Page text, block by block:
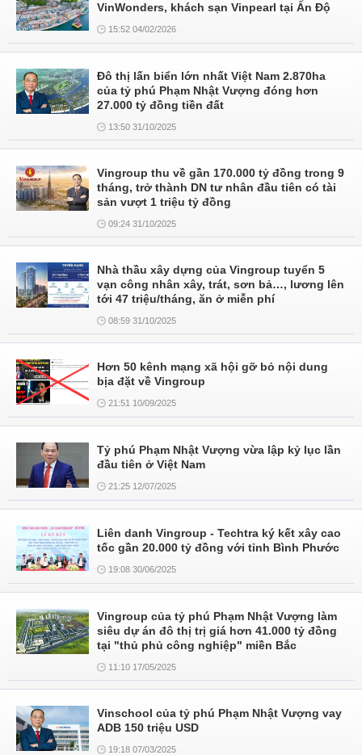
VinWonders, khách sạn Vinpearl tại Ấn Độ
15:52 04/02/2026
Đô thị lấn biển lớn nhất Việt Nam 2.870ha
của tỷ phú Phạm Nhật Vượng đóng hơn
27.000 tỷ đồng tiền đất
13:50 31/10/2025
Vingroup thu về gần 170.000 tỷ đồng trong 9
tháng, trở thành DN tư nhân đầu tiên có tài
sản vượt 1 triệu tỷ đồng
09:24 31/10/2025
Nhà thầu xây dựng của Vingroup tuyển 5
vạn công nhân xây, trát, sơn bả…, lương lên
tới 47 triệu/tháng, ăn ở miễn phí
08:59 31/10/2025
Hơn 50 kênh mạng xã hội gỡ bỏ nội dung
bịa đặt về Vingroup
21:51 10/09/2025
Tỷ phú Phạm Nhật Vượng vừa lập kỷ lục lần
đầu tiên ở Việt Nam
21:25 12/07/2025
Liên danh Vingroup - Techtra ký kết xây cao
tốc gần 20.000 tỷ đồng với tỉnh Bình Phước
19:08 30/06/2025
Vingroup của tỷ phú Phạm Nhật Vượng làm
siêu dự án đô thị trị giá hơn 41.000 tỷ đồng
tại "thủ phủ công nghiệp" miền Bắc
11:10 17/05/2025
Vinschool của tỷ phú Phạm Nhật Vượng vay
ADB 150 triệu USD
19:18 07/03/2025